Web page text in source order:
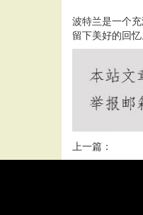
波特兰是一个
留下美好的回忆
上一篇：